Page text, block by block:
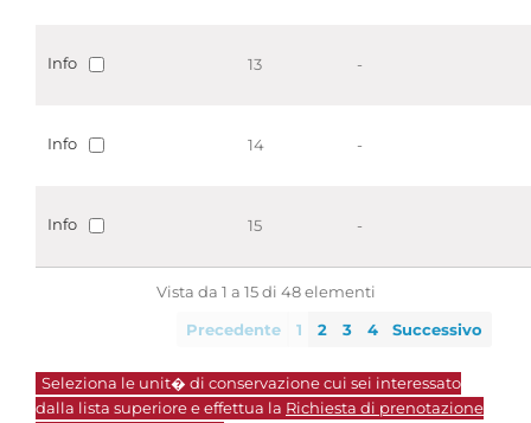
Info 13 -
Info 14 -
Info 15 -
Vista da 1 a 15 di 48 elementi
Precedente 1 2 3 4 Successivo
Seleziona le unit� di conservazione cui sei interessato
dalla lista superiore e effettua la Richiesta di prenotazione